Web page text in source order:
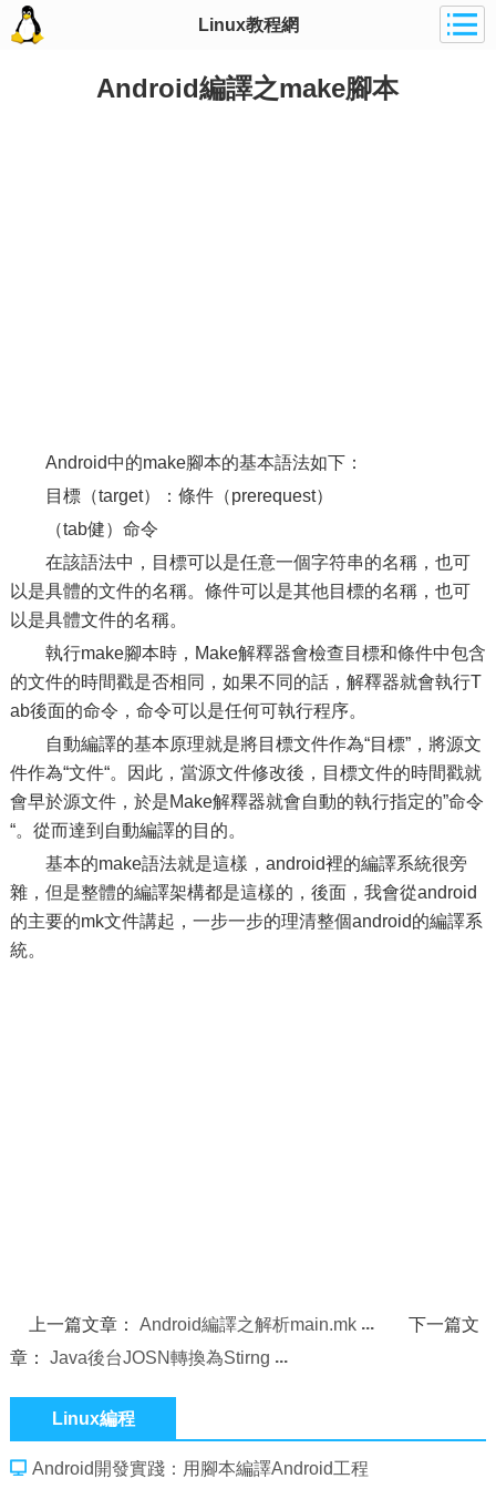
Linux教程網
Android編譯之make腳本
Android中的make腳本的基本語法如下：
目標（target）：條件（prerequest）
（tab健）命令
在該語法中，目標可以是任意一個字符串的名稱，也可
以是具體的文件的名稱。條件可以是其他目標的名稱，也可
以是具體文件的名稱。
執行make腳本時，Make解釋器會檢查目標和條件中包含
的文件的時間戳是否相同，如果不同的話，解釋器就會執行T
ab後面的命令，命令可以是任何可執行程序。
自動編譯的基本原理就是將目標文件作為“目標”，將源文
件作為“文件“。因此，當源文件修改後，目標文件的時間戳就
會早於源文件，於是Make解釋器就會自動的執行指定的”命令
“。從而達到自動編譯的目的。
基本的make語法就是這樣，android裡的編譯系統很旁
雜，但是整體的編譯架構都是這樣的，後面，我會從android
的主要的mk文件講起，一步一步的理清整個android的編譯系
統。
上一篇文章：Android編譯之解析main.mk
下一篇文
章： Java後台JOSN轉換為Stirng
Linux編程
Android開發實踐：用腳本編譯Android工程